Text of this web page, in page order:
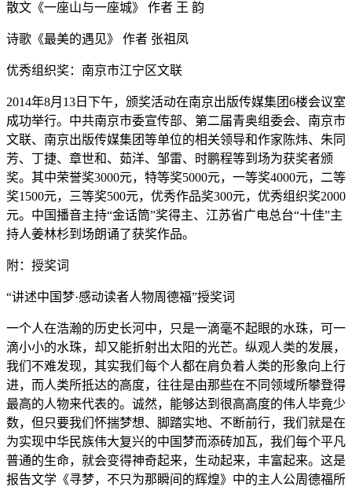
散文《一座山与一座城》 作者 王 韵
诗歌《最美的遇见》 作者 张祖凤
优秀组织奖：南京市江宁区文联
2014年8月13日下午，颁奖活动在南京出版传媒集团6楼会议室
成功举行。中共南京市委宣传部、第二届青奥组委会、南京市
文联、南京出版传媒集团等单位的相关领导和作家陈炜、朱同
芳、丁捷、章世和、茹洋、邹雷、时鹏程等到场为获奖者颁
奖。其中荣誉奖3000元，特等奖5000元，一等奖4000元，二等
奖1500元，三等奖500元，优秀作品奖300元，优秀组织奖2000
元。中国播音主持“金话筒”奖得主、江苏省广电总台“十佳”主
持人姜林杉到场朗诵了获奖作品。
附：授奖词
“讲述中国梦·感动读者人物周德福”授奖词
一个人在浩瀚的历史长河中，只是一滴毫不起眼的水珠，可一
滴小小的水珠，却又能折射出太阳的光芒。纵观人类的发展，
我们不难发现，其实我们每个人都在肩负着人类的形象向上行
进，而人类所抵达的高度，往往是由那些在不同领域所攀登得
最高的人物来代表的。诚然，能够达到很高高度的伟人毕竟少
数，但只要我们怀揣梦想、脚踏实地、不断前行，我们就是在
为实现中华民族伟大复兴的中国梦而添砖加瓦，我们每个平凡
普通的生命，就会变得神奇起来，生动起来，丰富起来。这是
报告文学《寻梦，不只为那瞬间的辉煌》中的主人公周德福所